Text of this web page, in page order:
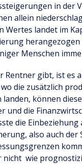
in der
allein
Wertes landet im
Menschen
Rentner gibt, ist es
die zusätzlich
können
und die
die
also auch
nicht wie